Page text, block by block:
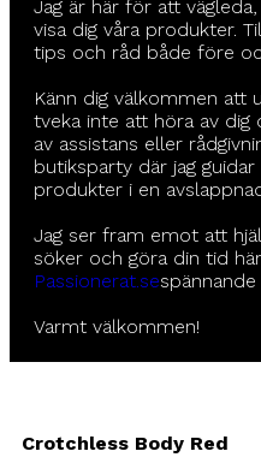
Jag är här för att
visa dig våra produkter.
tips och råd både före
Känn dig välkommen
tveka inte att höra av
av assistans eller
butiksparty där jag
produkter i en
Jag ser fram emot att
söker och göra din tid
Passionerat.se
Varmt välkommen!
Crotchless Body Red